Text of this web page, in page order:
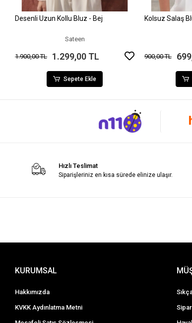
Sepete Ekle
Desenli Uzun Kollu Bluz - Bej
Sateen
1.900,00 TL 1.299,00 TL
Sepete Ekle
Kolsuz Salaş
900,00 TL
Hızlı Teslimat
Siparişleriniz en kısa sürede elinize ulaşır.
KURUMSAL
Hakkımızda
KVKK Aydınlatma Metni